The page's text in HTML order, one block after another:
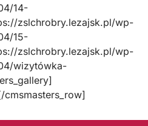
14-
zslchrobry.lezajsk.pl/wp-
15-
zslchrobry.lezajsk.pl/wp-
wizytówka-